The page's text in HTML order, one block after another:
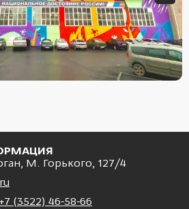
М. Горького, 127/4
+7 (3522) 46-58-66